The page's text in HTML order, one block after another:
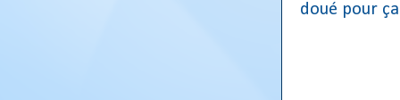
doué pour